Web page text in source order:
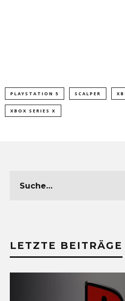
PLAYSTATION 5 SCALPER
XBOX SERIES X
LETZTE BEITRÄGE